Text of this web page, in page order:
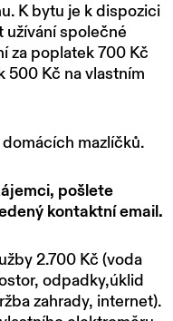
K bytu je k dispozici
užívání společné
za poplatek 700 Kč
500 Kč na vlastním
mazlíčků.
pošlete
kontaktní email.
2.700 Kč (voda
odpadky,úklid
zahrady, internet).